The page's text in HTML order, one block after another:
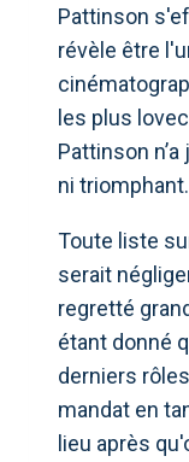
Pattinson
révèle être
les plus
Pattinson
ni triomphant.
Toute liste
serait
regretté
étant donné
derniers
mandat en
lieu après